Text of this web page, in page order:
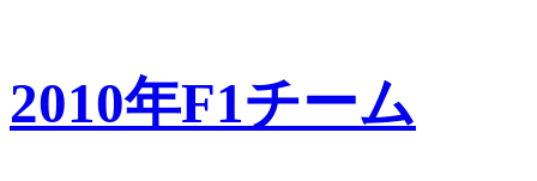
2010年F1チーム